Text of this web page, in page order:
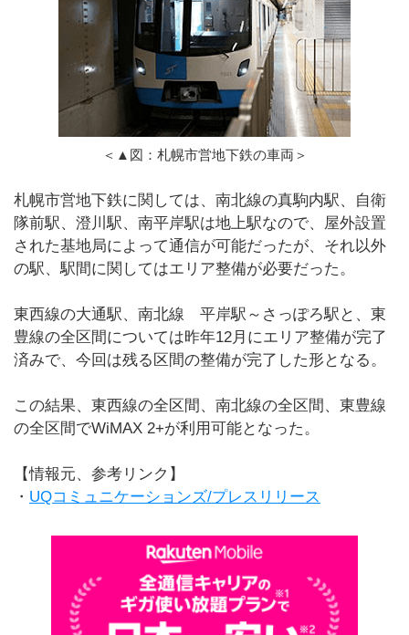
＜▲図：札幌市営地下鉄の車両＞
札幌市営地下鉄に関しては、南北線の真駒内駅、自衛
隊前駅、澄川駅、南平岸駅は地上駅なので、屋外設置
された基地局によって通信が可能だったが、それ以外
の駅、駅間に関してはエリア整備が必要だった。
東西線の大通駅、南北線 平岸駅～さっぽろ駅と、東
豊線の全区間については昨年12月にエリア整備が完了
済みで、今回は残る区間の整備が完了した形となる。
この結果、東西線の全区間、南北線の全区間、東豊線
の全区間でWiMAX 2+が利用可能となった。
【情報元、参考リンク】
・ UQコミュニケーションズ/プレスリリース